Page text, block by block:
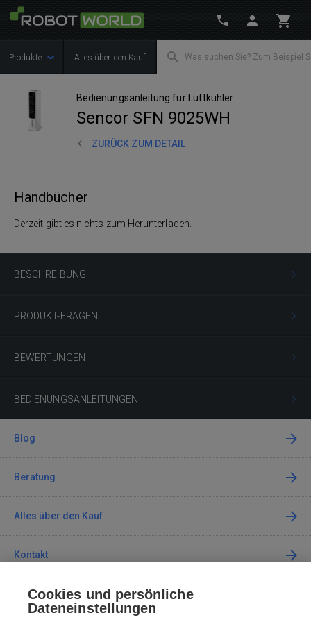
Produkte Alles über den Kauf
Bedienungsanleitung für Luftkühler
Sencor SFN 9025WH
ZURÜCK ZUM DETAIL
BESCHREIBUNG
PRODUKT-FRAGEN
BEWERTUNGEN
BEDIENUNGSANLEITUNGEN
Handbücher
Derzeit gibt es nichts zum Herunterladen.
Blog
Beratung
Alles über den Kauf
Kontakt
Kontaktieren Sie uns
Cookies und persönliche
Dateneinstellungen